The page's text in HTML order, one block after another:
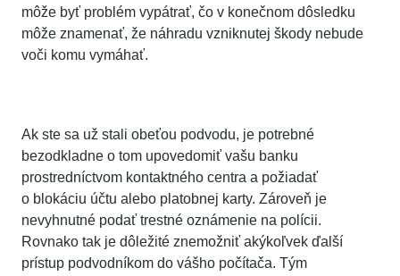
môže byť problém vypátrať, čo v konečnom dôsledku
môže znamenať, že náhradu vzniknutej škody nebude
voči komu vymáhať.
Ak ste sa už stali obeťou podvodu, je potrebné
bezodkladne o tom upovedomiť vašu banku
prostredníctvom kontaktného centra a požiadať
o blokáciu účtu alebo platobnej karty. Zároveň je
nevyhnutné podať trestné oznámenie na polícii.
Rovnako tak je dôležité znemožniť akýkoľvek ďalší
prístup podvodníkom do vášho počítača. Tým